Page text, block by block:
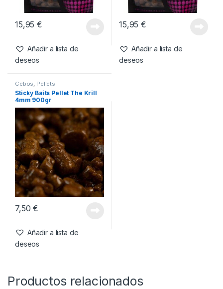
15,95€
Añadir a lista de
deseos
15,95€
Añadir a lista de
deseos
Cebos, Pellets
Sticky Baits Pellet The Krill
4mm 900gr
7,50€
Añadir a lista de
deseos
Productos relacionados